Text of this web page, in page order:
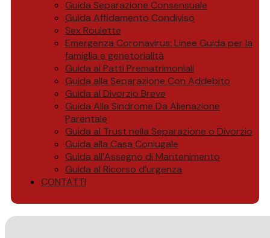
Guida Separazione Consensuale
Guida Affidamento Condiviso
Sex Roulette
Emergenza Coronavirus: Linee Guida per la
famiglia e genetorialità
Guida ai Patti Prematrimoniali
Guida alla Separazione Con Addebito
Guida al Divorzio Breve
Guida Alla Sindrome Da Alienazione
Parentale
Guida al Trust nella Separazione o Divorzio
Guida alla Casa Coniugale
Guida all’Assegno di Mantenimento
Guida al Ricorso d’urgenza
CONTATTI